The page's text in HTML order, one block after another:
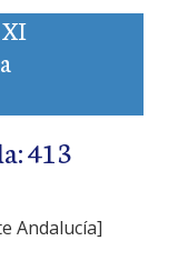
413
Andalucía]